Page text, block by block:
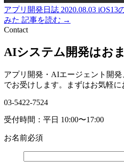
アプリ開発日誌 2020.08.03 iOS13
みた 記事を読む →
Contact
AIシステム開発はお
アプリ開発・AIエージェント開
でお受けします。まずはお気軽に
03-5422-7524
受付時間：平日 10:00〜17:00
お名前必須